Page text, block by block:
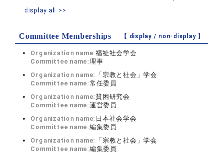
display all >>
Committee Memberships 【 display / non-display】
Organization name:福祉社会学会
Committee name:理事
Organization name: 「宗教と社会」学会
Committee name:常任委員
Organization name:貧困研究会
Committee name:運営委員
Organization name: 日本社会学会
Committee name:編集委員
Organization name: 「宗教と社会」学会
Committee name:編集委員